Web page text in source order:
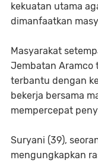
kekuatan utama
dimanfaatkan
Masyarakat
Jembatan Aramco
terbantu dengan
bekerja bersama
mempercepat
Suryani (39),
mengungkapkan